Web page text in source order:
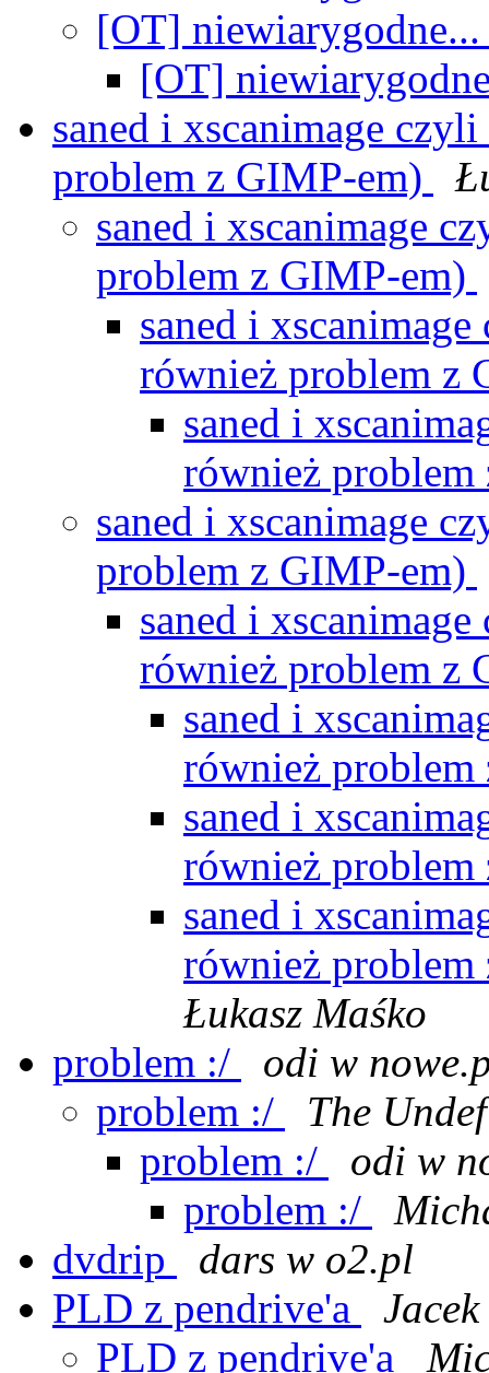
[OT]
[OT]
saned i xscanimage
problem z GIMP-em)
saned i xscanimage
problem z GIMP-em)
saned i
również problem z
saned i
również
saned i xscanimage
problem z GIMP-em)
saned i
również problem z
saned i
również
saned i
również
saned i
również
Łukasz Maśko
problem :/
odi w
problem :/
The
problem :/
odi w
problem :/
dvdrip
dars w o2.pl
PLD z pendrive'a
PLD z pendrive'a